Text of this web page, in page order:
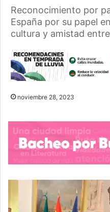
Reconocimiento por
España por su papel
cultura y amistad
noviembre 28, 2023